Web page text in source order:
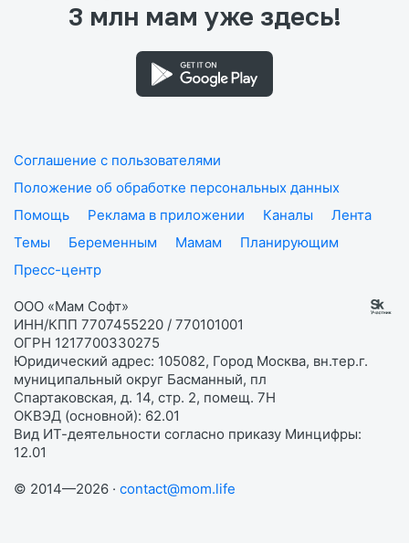
3 млн мам уже здесь!
Соглашение с пользователями
Положение об обработке персональных данных
Помощь
Реклама в приложении Каналы
Лента
Темы
Беременным Мамам
Планирующим
Пресс-центр
ООО «Мам Софт»
ИНН/КПП 7707455220 / 770101001
ОГРН 1217700330275
Юридический адрес: 105082, Город Москва, вн.тер.г.
муниципальный округ Басманный, пл
Спартаковская, д. 14, стр. 2, помещ. 7Н
ОКВЭД (основной): 62.01
Вид ИТ-деятельности согласно приказу Минцифры:
12.01
© 2014—2026 · contact@mom.life